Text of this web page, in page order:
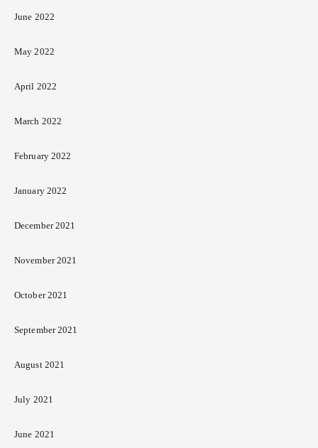
June 2022
May 2022
April 2022
March 2022
February 2022
January 2022
December 2021
November 2021
October 2021
September 2021
August 2021
July 2021
June 2021